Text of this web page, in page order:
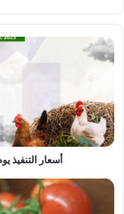
أسعار
التنفيذ
أسعار التنفيذ يوم
وزارة
الزراعة: